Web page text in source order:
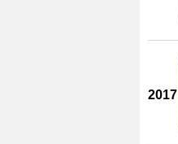
2017